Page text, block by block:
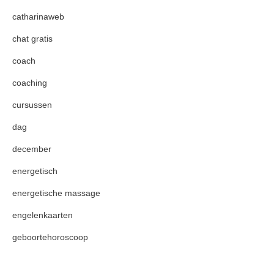
catharinaweb
chat gratis
coach
coaching
cursussen
dag
december
energetisch
energetische massage
engelenkaarten
geboortehoroscoop